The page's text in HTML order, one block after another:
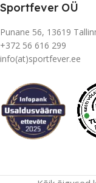
Sportfever OÜ
Punane 56, 13619
+372 56 616 299
info(at)sportfever.ee